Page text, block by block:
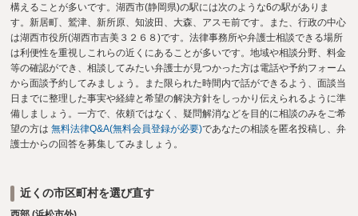
構えることが多いです。湖西市(静岡県)の駅には次のような6の駅がありま
す。新居町、鷲津、新所原、知波田、大森、アスモ前です。また、行政の中心
は湖西市役所(湖西市吉美３２６８)です。法律事務所や弁護士相談できる場所
は利便性を重視しこれらの近くにあることが多いです。地域や相談分野、料金
等の確認ができ、相談してみたい弁護士が見つかった方は電話や予約フォーム
から面談予約してみましょう。また限られた時間内で話ができるよう、面談当
日までに整理した事実や経緯と希望の解決方針をしっかり伝えられるように準
備しましょう。一方で、依頼ではなく、疑問解消などを目的に相談のみをご希
望の方は 無料法律Q&A(無料会員登録が必要)であなたの相談を匿名投稿し、弁
護士からの回答を募集してみましょう。
近くの市区町村を選び直す